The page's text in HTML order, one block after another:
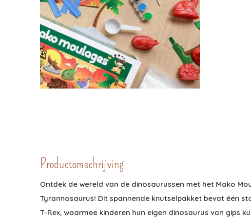
Productomschrijving
Ontdek de wereld van de dinosaurussen met het Mako
Tyrannosaurus! Dit spannende knutselpakket bevat één
T-Rex, waarmee kinderen hun eigen dinosaurus van gips